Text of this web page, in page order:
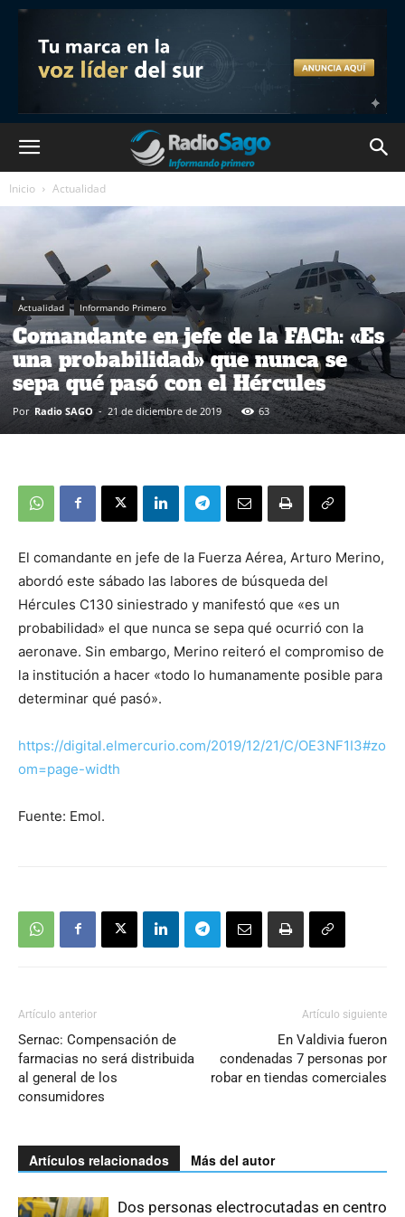
Inicio Actualidad
Actualidad Informando Primero
Comandante en jefe de la FACh: «Es
una probabilidad» que nunca se
sepa qué pasó con el Hércules
Por Radio SAGO - 21 de diciembre de 2019 63
El comandante en jefe de la Fuerza Aérea, Arturo Merino,
abordó este sábado las labores de búsqueda del
Hércules C130 siniestrado y manifestó que «es un
probabilidad» el que nunca se sepa qué ocurrió con la
aeronave. Sin embargo, Merino reiteró el compromiso de
la institución a hacer «todo lo humanamente posible para
determinar qué pasó».
https://digital.elmercurio.com/2019/12/21/C/OE3NF1I3#zo
om=page-width
Fuente: Emol.
Artículo anterior
Sernac: Compensación de
farmacias no será distribuida
al general de los
consumidores
Artículo siguiente
En Valdivia fueron
condenadas 7 personas por
robar en tiendas comerciales
Artículos relacionados Más del autor
Dos personas electrocutadas en centro